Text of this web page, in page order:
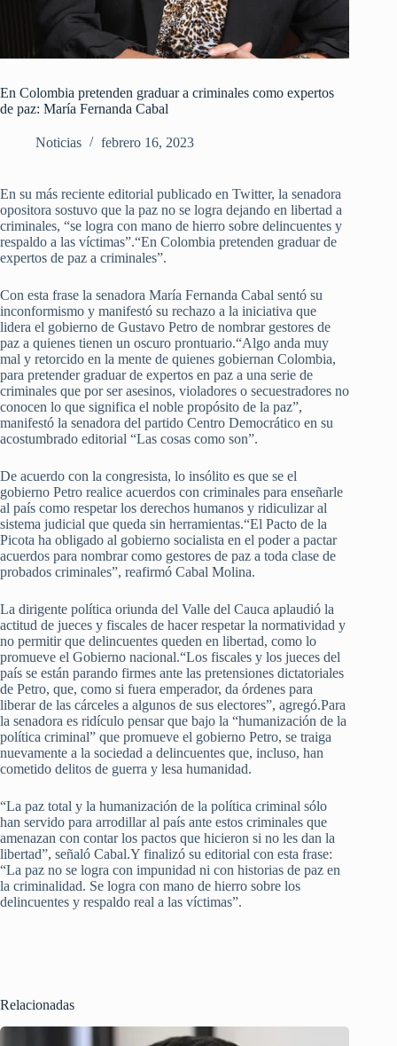
En Colombia pretenden graduar a criminales como expertos
de paz: María Fernanda Cabal
Noticias febrero 16, 2023
En su más reciente editorial publicado en Twitter, la senadora
opositora sostuvo que la paz no se logra dejando en libertad a
criminales, “se logra con mano de hierro sobre delincuentes y
respaldo a las víctimas”.“En Colombia pretenden graduar de
expertos de paz a criminales”.
Con esta frase la senadora María Fernanda Cabal sentó su
inconformismo y manifestó su rechazo a la iniciativa que
lidera el gobierno de Gustavo Petro de nombrar gestores de
paz a quienes tienen un oscuro prontuario.“Algo anda muy
mal y retorcido en la mente de quienes gobiernan Colombia,
para pretender graduar de expertos en paz a una serie de
criminales que por ser asesinos, violadores o secuestradores no
conocen lo que significa el noble propósito de la paz”,
manifestó la senadora del partido Centro Democrático en su
acostumbrado editorial “Las cosas como son”.
De acuerdo con la congresista, lo insólito es que se el
gobierno Petro realice acuerdos con criminales para enseñarle
al país como respetar los derechos humanos y ridiculizar al
sistema judicial que queda sin herramientas.“El Pacto de la
Picota ha obligado al gobierno socialista en el poder a pactar
acuerdos para nombrar como gestores de paz a toda clase de
probados criminales”, reafirmó Cabal Molina.
La dirigente política oriunda del Valle del Cauca aplaudió la
actitud de jueces y fiscales de hacer respetar la normatividad y
no permitir que delincuentes queden en libertad, como lo
promueve el Gobierno nacional.“Los fiscales y los jueces del
país se están parando firmes ante las pretensiones dictatoriales
de Petro, que, como si fuera emperador, da órdenes para
liberar de las cárceles a algunos de sus electores”, agregó.Para
la senadora es ridículo pensar que bajo la “humanización de la
política criminal” que promueve el gobierno Petro, se traiga
nuevamente a la sociedad a delincuentes que, incluso, han
cometido delitos de guerra y lesa humanidad.
“La paz total y la humanización de la política criminal sólo
han servido para arrodillar al país ante estos criminales que
amenazan con contar los pactos que hicieron si no les dan la
libertad”, señaló Cabal.Y finalizó su editorial con esta frase:
“La paz no se logra con impunidad ni con historias de paz en
la criminalidad. Se logra con mano de hierro sobre los
delincuentes y respaldo real a las víctimas”.
Relacionadas